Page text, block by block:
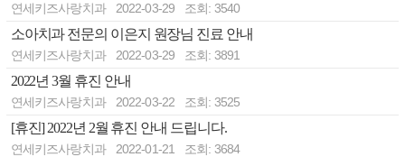
연세키즈사랑치과 2022-03-29 조회: 3540
소아치과 전문의 이은지 원장님 진료 안내
연세키즈사랑치과 2022-03-29 조회: 3891
2022년 3월 휴진 안내
연세키즈사랑치과 2022-03-22 조회: 3525
[휴진] 2022년 2월 휴진 안내 드립니다.
연세키즈사랑치과 2022-01-21 조회: 3684